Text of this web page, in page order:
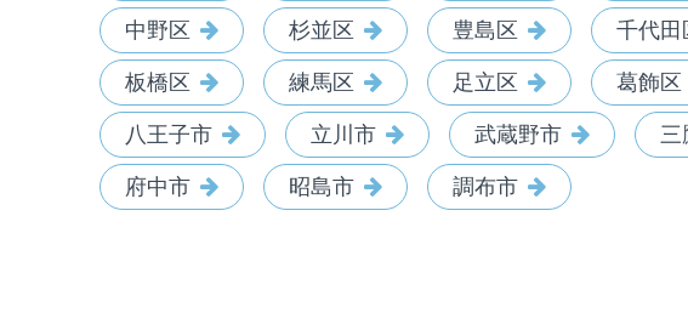
中野区 杉並区 豊島区 千代田
板橋区 練馬区 足立区 葛飾区
八王子市 立川市 武蔵野市 三
府中市 昭島市 調布市